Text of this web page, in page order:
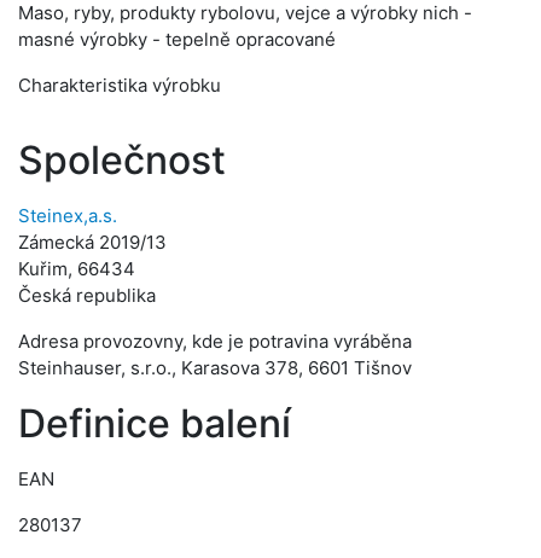
Maso, ryby, produkty rybolovu, vejce a výrobky nich -
masné výrobky - tepelně opracované
Charakteristika výrobku
Společnost
Steinex,a.s.
Zámecká 2019/13
Kuřim, 66434
Česká republika
Adresa provozovny, kde je potravina vyráběna
Steinhauser, s.r.o., Karasova 378, 6601 Tišnov
Definice balení
EAN
280137